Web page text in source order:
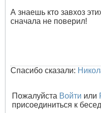
А знаешь кто завхоз
сначала не поверил!
Спасибо сказали:
Пожалуйста Войти или
присоединиться к